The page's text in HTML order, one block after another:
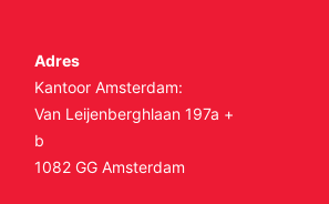
Adres
Kantoor Amsterdam:
Van Leijenberghlaan 197a +
b
1082 GG Amsterdam